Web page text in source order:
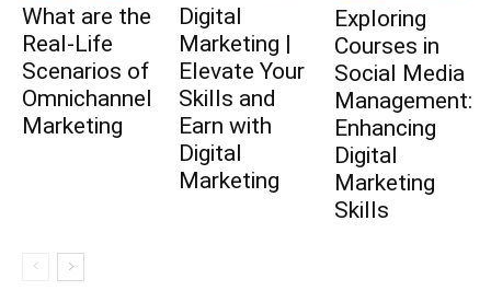
What are the
Real-Life
Scenarios of
Omnichannel
Marketing
Digital
Marketing |
Elevate Your
Skills and
Earn with
Digital
Marketing
Exploring
Courses in
Social Media
Management:
Enhancing
Digital
Marketing
Skills